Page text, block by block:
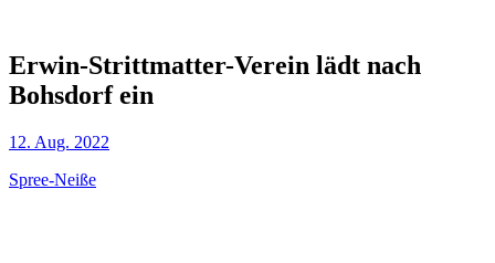
Erwin-Strittmatter-Verein lädt nach
Bohsdorf ein
12. Aug. 2022
Spree-Neiße